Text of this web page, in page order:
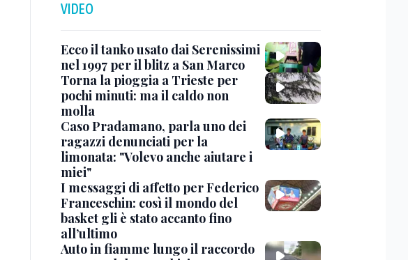
VIDEO
Ecco il tanko usato dai Serenissimi
nel 1997 per il blitz a San Marco
Torna la pioggia a Trieste per
pochi minuti: ma il caldo non
molla
Caso Pradamano, parla uno dei
ragazzi denunciati per la
limonata: "Volevo anche aiutare i
miei"
I messaggi di affetto per Federico
Franceschin: così il mondo del
basket gli è stato accanto fino
all’ultimo
Auto in fiamme lungo il raccordo